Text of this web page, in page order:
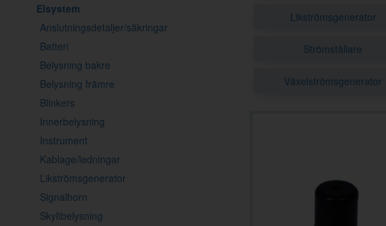
Elsystem
Anslutningsdetaljer/säkringar
Batteri
Belysning bakre
Belysning främre
Blinkers
Innerbelysning
Instrument
Kablage/ledningar
Likströmsgenerator
Signalhorn
Skyltbelysning
Likströmsgenerator
Strömställare
Växelströmsgenerator